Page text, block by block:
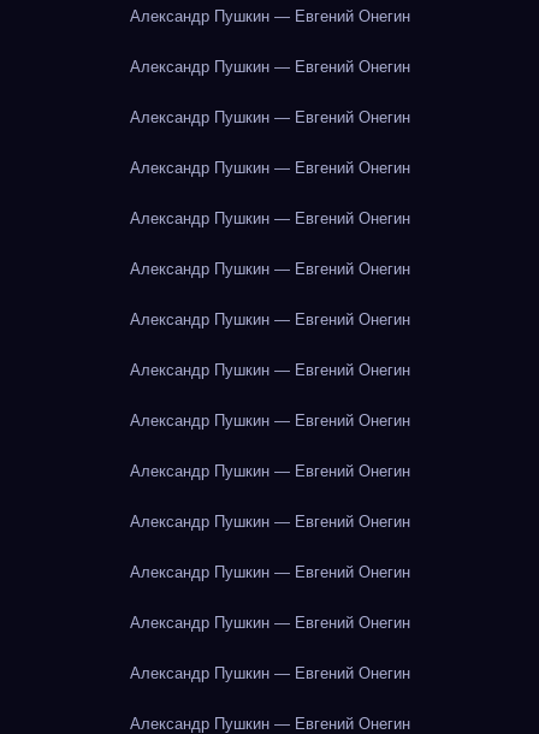
Александр Пушкин — Евгений Онегин
Александр Пушкин — Евгений Онегин
Александр Пушкин — Евгений Онегин
Александр Пушкин — Евгений Онегин
Александр Пушкин — Евгений Онегин
Александр Пушкин — Евгений Онегин
Александр Пушкин — Евгений Онегин
Александр Пушкин — Евгений Онегин
Александр Пушкин — Евгений Онегин
Александр Пушкин — Евгений Онегин
Александр Пушкин — Евгений Онегин
Александр Пушкин — Евгений Онегин
Александр Пушкин — Евгений Онегин
Александр Пушкин — Евгений Онегин
Александр Пушкин — Евгений Онегин